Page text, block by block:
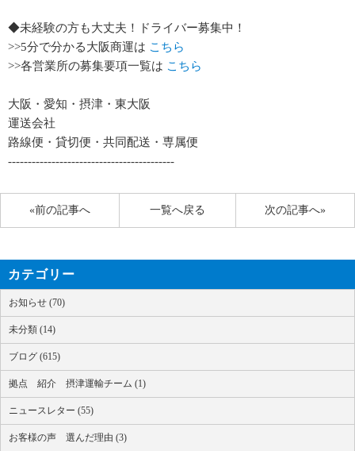
◆未経験の方も大丈夫！ドライバー募集中！
>>5分で分かる大阪商運は こちら
>>各営業所の募集要項一覧は こちら
大阪・愛知・摂津・東大阪
運送会社
路線便・貸切便・共同配送・専属便
------------------------------------------
«前の記事へ 次の記事へ»
一覧へ戻る
カテゴリー
お知らせ (70)
未分類 (14)
ブログ (615)
拠点 紹介 摂津運輸チーム (1)
ニュースレター (55)
お客様の声 選んだ理由 (3)